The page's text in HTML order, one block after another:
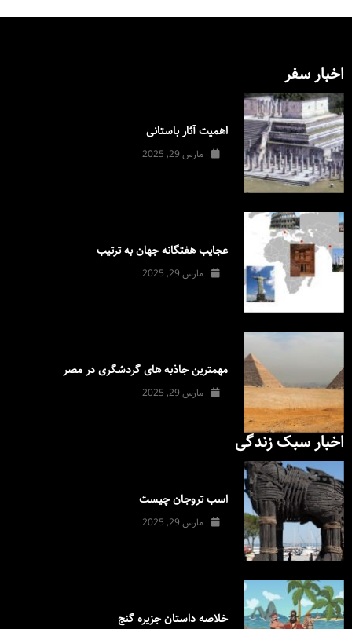
اخبار سفر
اهمیت آثار باستانی
مارس 29, 2025
عجایب هفتگانه جهان به ترتیب
مارس 29, 2025
مهمترین جاذبه های گردشگری در مصر
مارس 29, 2025
اخبار سبک زندگی
اسب تروجان چیست
مارس 29, 2025
خلاصه داستان جزیره گنج